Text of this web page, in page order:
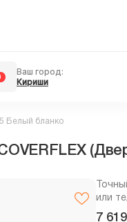
Ваш город:
Кириши
Белый бланко
или
7 619